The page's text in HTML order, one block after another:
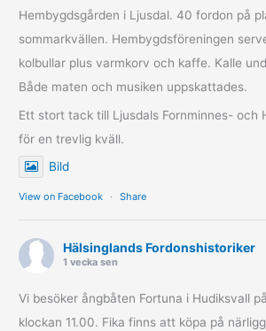
Hembygdsgården i Ljusdal. 40 fordon på
sommarkvällen. Hembygdsföreningen
kolbullar plus varmkorv och kaffe. Kalle
Både maten och musiken uppskattades.
Ett stort tack till Ljusdals Fornminnes- och
för en trevlig kväll.
Bild
View on Facebook · Share
Hälsinglands Fordonshistoriker
1 vecka sen
Vi besöker ångbåten Fortuna i Hudiksvall
klockan 11.00. Fika finns att köpa på